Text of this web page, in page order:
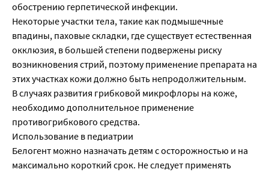
обострению герпетической инфекции.
Некоторые участки тела, такие как подмышечные
впадины, паховые складки, где существует естественная
окклюзия, в большей степени подвержены риску
возникновения стрий, поэтому применение препарата на
этих участках кожи должно быть непродолжительным.
В случаях развития грибковой микрофлоры на коже,
необходимо дополнительное применение
противогрибкового средства.
Использование в педиатрии
Белогент можно назначать детям с осторожностью и на
максимально короткий срок. Не следует применять